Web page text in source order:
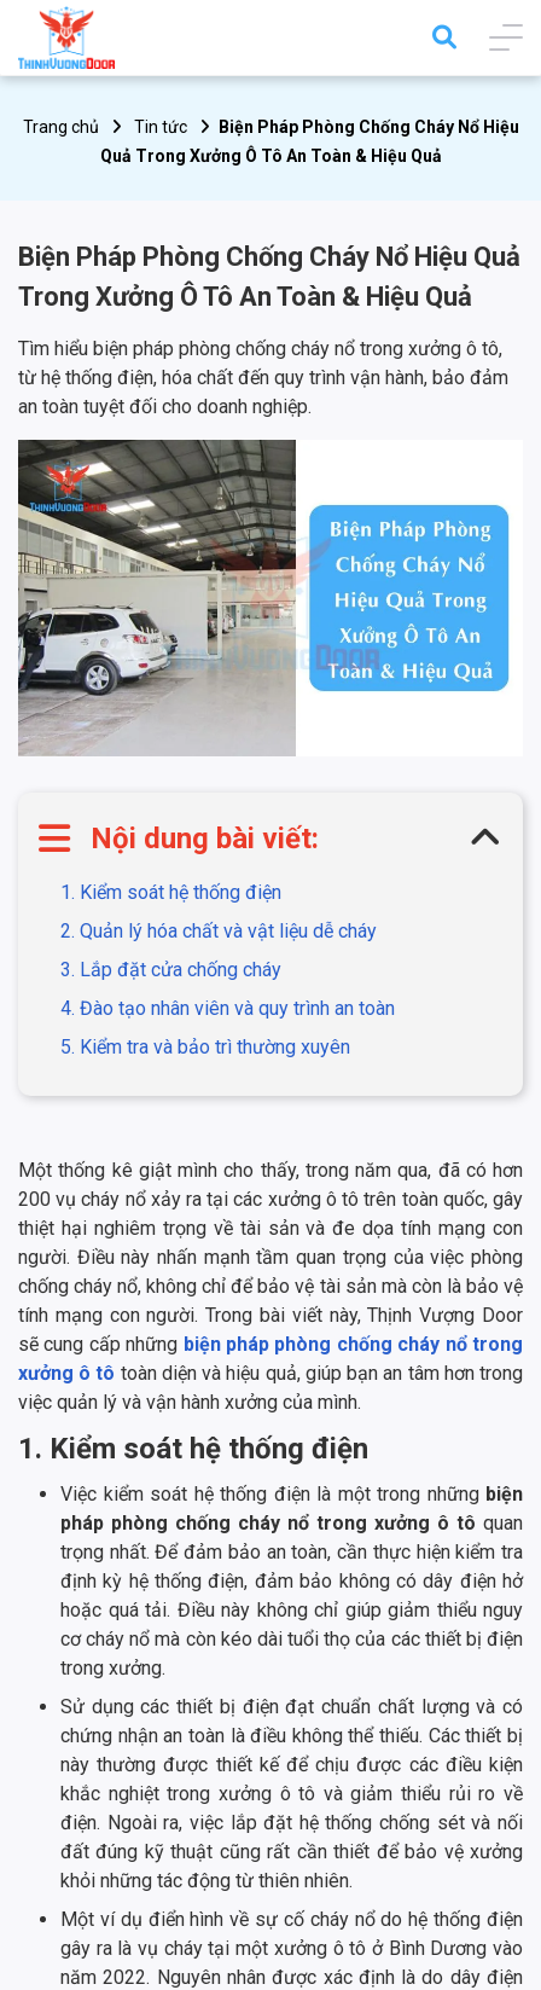
Trang chủ Tin tức
Biện Pháp Phòng Chống Cháy Nổ Hiệu
Quả Trong Xưởng Ô Tô An Toàn & Hiệu Quả
Biện Pháp Phòng Chống Cháy Nổ Hiệu Quả
Trong Xưởng Ô Tô An Toàn & Hiệu Quả
Tìm hiểu biện pháp phòng chống cháy nổ trong xưởng ô tô,
từ hệ thống điện, hóa chất đến quy trình vận hành, bảo đảm
an toàn tuyệt đối cho doanh nghiệp.
Nội dung bài viết:
1. Kiểm soát hệ thống điện
2. Quản lý hóa chất và vật liệu dễ cháy
3. Lắp đặt cửa chống cháy
4. Đào tạo nhân viên và quy trình an toàn
5. Kiểm tra và bảo trì thường xuyên
Một thống kê giật mình cho thấy, trong năm qua, đã có hơn
200 vụ cháy nổ xảy ra tại các xưởng ô tô trên toàn quốc, gây
thiệt hại nghiêm trọng về tài sản và đe dọa tính mạng con
người. Điều này nhấn mạnh tầm quan trọng của việc phòng
chống cháy nổ, không chỉ để bảo vệ tài sản mà còn là bảo vệ
tính mạng con người. Trong bài viết này, Thịnh Vượng Door
sẽ cung cấp những biện pháp phòng chống cháy nổ trong
xưởng ô tô toàn diện và hiệu quả, giúp bạn an tâm hơn trong
việc quản lý và vận hành xưởng của mình.
1. Kiểm soát hệ thống điện
Việc kiểm soát hệ thống điện là một trong nhữngbiện
pháp phòng chống cháy nổ trong xưởng ô tô quan
trọng nhất. Để đảm bảo an toàn, cần thực hiện kiểm tra
định kỳ hệ thống điện, đảm bảo không có dây điện hở
hoặc quá tải. Điều này không chỉ giúp giảm thiểu nguy
cơ cháy nổ mà còn kéo dài tuổi thọ của các thiết bị điện
trong xưởng.
Sử dụng các thiết bị điện đạt chuẩn chất lượng và có
chứng nhận an toàn là điều không thể thiếu. Các thiết bị
này thường được thiết kế để chịu được các điều kiện
khắc nghiệt trong xưởng ô tô và giảm thiểu rủi ro về
điện. Ngoài ra, việc lắp đặt hệ thống chống sét và nối
đất đúng kỹ thuật cũng rất cần thiết để bảo vệ xưởng
khỏi những tác động từ thiên nhiên.
Một ví dụ điển hình về sự cố cháy nổ do hệ thống điện
gây ra là vụ cháy tại một xưởng ô tô ở Bình Dương vào
năm 2022. Nguyên nhân được xác định là do dây điện